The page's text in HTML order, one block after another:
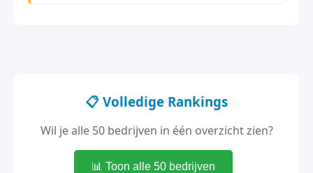
📋 Volledige Rankings
Wil je alle 50 bedrijven in één overzicht zien?
📊 Toon alle 50 bedrijven